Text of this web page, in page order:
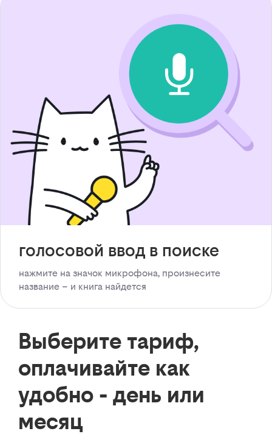
голосовой ввод в поиске
нажмите на значок микрофона, произнесите
название – и книга найдется
Выберите тариф,
оплачивайте как
удобно - день или
месяц